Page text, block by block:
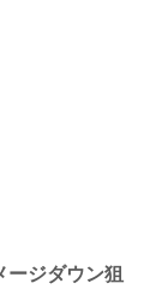
ジダウン狙